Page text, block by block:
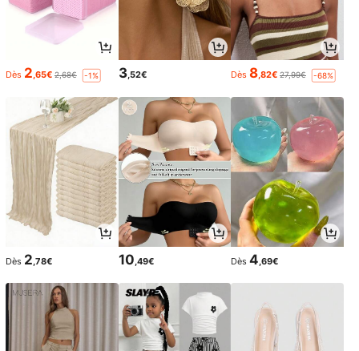
Dès 2,65€ 2,68€ -1% 3,52€ Dès 8,82€ 27,99€ -68%
Dès 2 ,78€ 10 ,49€ Dès 4 ,69€